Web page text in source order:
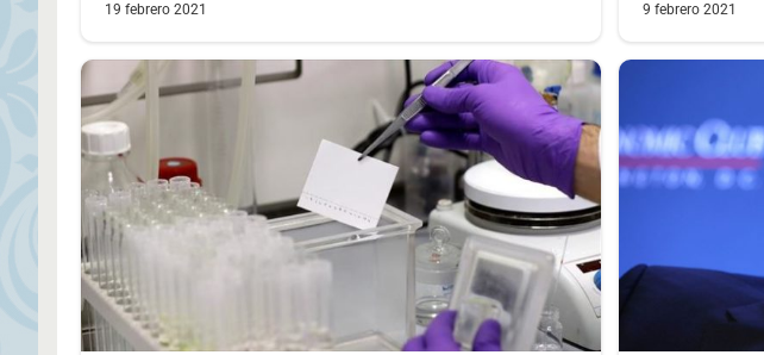
19 febrero 2021 9 febrero 2021